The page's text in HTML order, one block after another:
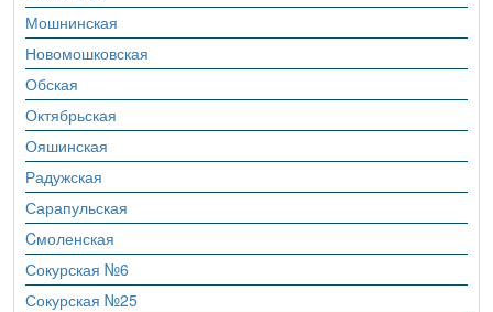
Мошнинская
Новомошковская
Обская
Октябрьская
Ояшинская
Радужская
Сарапульская
Cмоленская
Сокурская №6
Сокурская №25